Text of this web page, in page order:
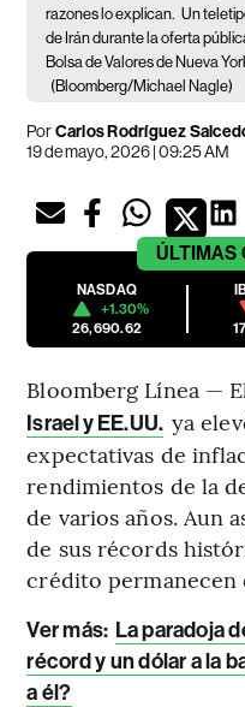
razones lo explican. Un
de Irán durante la oferta
Bolsa de Valores de Nueva
(Bloomberg/Michael Nagle)
PorCarlos Rodríguez
19 de mayo, 2026 | 09:25 AM
ÚLTIMAS
NASDAQ
+1.30%
26,690.62
Bloomberg Línea —
Israel y EE.UU. ya
expectativas de
rendimientos de la
de varios años. Aun
de sus récords
crédito permanecen
Ver más: La paradoja
récord y un dólar a la
a él?